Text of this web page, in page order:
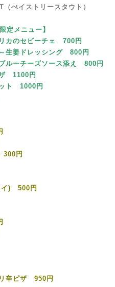
ぺイストリースタウト）
定メニュー】
カのセビーチェ 700円
生姜ドレッシング 800円
ルーチーズソース添え 800円
1100円
ト 1000円
300円
イ) 500円
辛ピザ 950円